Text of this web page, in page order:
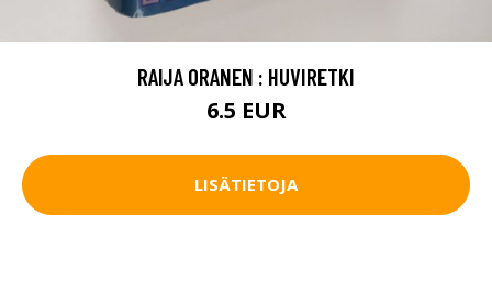
RAIJA ORANEN : HUVIRETKI
6.5 EUR
LISÄTIETOJA